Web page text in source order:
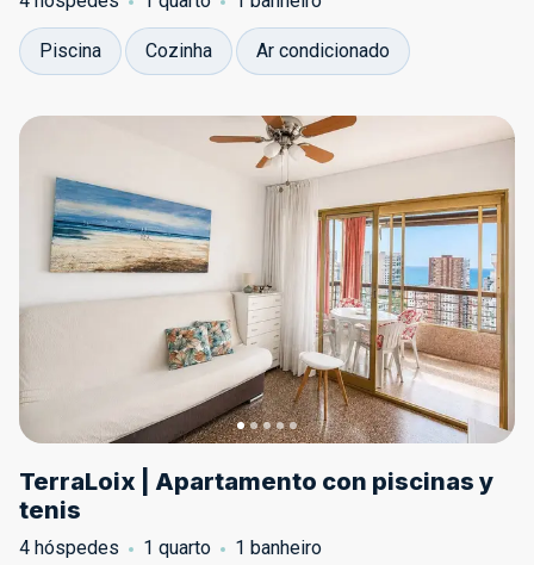
Piscina Cozinha Ar condicionado
TerraLoix | Apartamento con piscinas y
tenis
4 hóspedes 1 quarto 1 banheiro